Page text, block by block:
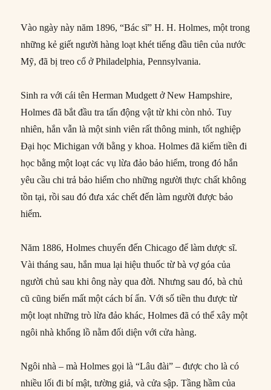
Vào ngày này năm 1896, “Bác sĩ” H. H. Holmes, một trong
những kẻ giết người hàng loạt khét tiếng đầu tiên của nước
Mỹ, đã bị treo cổ ở Philadelphia, Pennsylvania.
Sinh ra với cái tên Herman Mudgett ở New Hampshire,
Holmes đã bắt đầu tra tấn động vật từ khi còn nhỏ. Tuy
nhiên, hắn vẫn là một sinh viên rất thông minh, tốt nghiệp
Đại học Michigan với bằng y khoa. Holmes đã kiếm tiền đi
học bằng một loạt các vụ lừa đảo bảo hiểm, trong đó hắn
yêu cầu chi trả bảo hiểm cho những người thực chất không
tồn tại, rồi sau đó đưa xác chết đến làm người được bảo
hiểm.
Năm 1886, Holmes chuyển đến Chicago để làm dược sĩ.
Vài tháng sau, hắn mua lại hiệu thuốc từ bà vợ góa của
người chủ sau khi ông này qua đời. Nhưng sau đó, bà chủ
cũ cũng biến mất một cách bí ẩn. Với số tiền thu được từ
một loạt những trò lừa đảo khác, Holmes đã có thể xây một
ngôi nhà khổng lồ nằm đối diện với cửa hàng.
Ngôi nhà – mà Holmes gọi là “Lâu đài” – được cho là có
nhiều lối đi bí mật, tường giả, và cửa sập. Tầng hầm của